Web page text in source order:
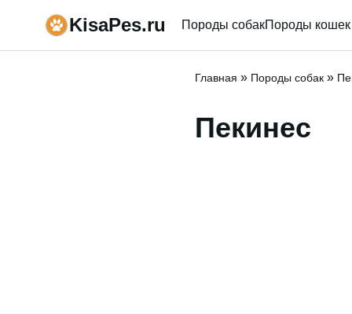
KisaPes.ru Породы собакПороды кошек
Главная » Породы собак »
Пекинес